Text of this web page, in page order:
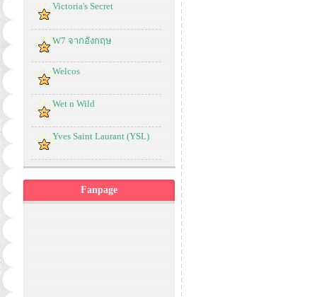
Victoria's Secret
W7 จากอังกฤษ
Welcos
Wet n Wild
Yves Saint Laurant (YSL)
Fanpage